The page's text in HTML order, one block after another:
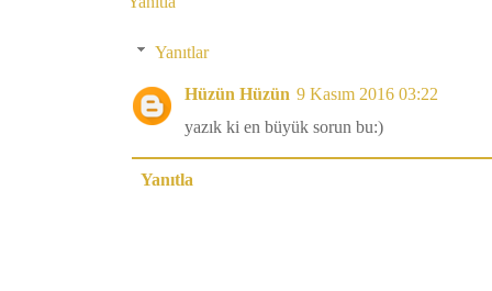
Yanıtlar
Hüzün Hüzün 9 Kasım 2016 03:22
yazık ki en büyük sorun bu:)
Yanıtla